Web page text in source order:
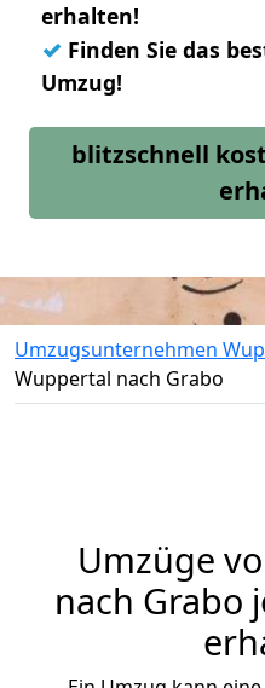
erhalten!
✓ Finden Sie das
Umzug!
blitzschnell
Umzugsunternehmen
Wuppertal nach Grabo
Umzüge
nach Grabo